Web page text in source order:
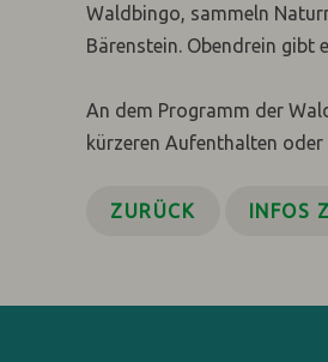
Waldbingo, sammeln
Bärenstein. Obendrein gibt
An dem Programm der
kürzeren Aufenthalten oder
ZURÜCK INFOS